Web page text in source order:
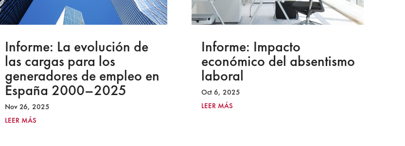
Informe: La evolución de
las cargas para los
generadores de empleo en
España 2000–2025
Nov 26, 2025
LEER MÁS
Informe: Impacto
económico del absentismo
laboral
Oct 6, 2025
LEER MÁS